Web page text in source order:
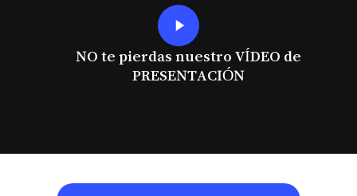
Play
Video
NO te pierdas nuestro VÍDEO de
PRESENTACIÓN